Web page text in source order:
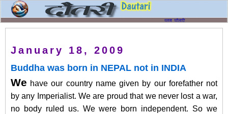
January 18, 2009
Buddha was born in NEPAL not in INDIA
We have our country name given by our forefather not
by any Imperialist. We are proud that we never lost a war,
no body ruled us. We were born independent. So we